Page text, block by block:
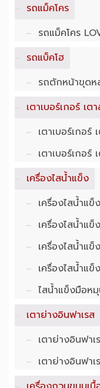
รถแม็คโคร
รถแม็คโคร
รถแบ็คโฮ
รถตักหน้าขุดห
เตาเบอร์เกอร์ เต
เตาเบอร์เกอ
เตาเบอร์เกอ
เครื่องไสน้ำแข็ง
เครื่องไสน้ำแข็
เครื่องไสน้ำแข็
เครื่องไสน้ำแ
เครื่องไสน้ำแข็
ไสน้ำแข็งมือห
เตาย่างอินฟาเรส
เตาย่างอินฟา
เตาย่างอินฟา